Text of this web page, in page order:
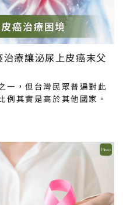
治療讓泌尿上皮癌末父
一，但台灣民眾普遍對此
例其實是高於其他國家。